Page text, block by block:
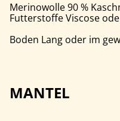
Merinowolle 90 %
Futterstoffe Viscose
Boden Lang oder im
MANTEL